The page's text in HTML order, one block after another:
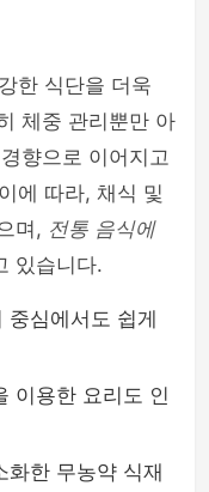
한 식단을 더욱
체중 관리뿐만 아
향으로 이어지고
에 따라, 채식 및
며, 전통 음식에
있습니다.
중심에서도 쉽게
이용한 요리도 인
화한 무농약 식재